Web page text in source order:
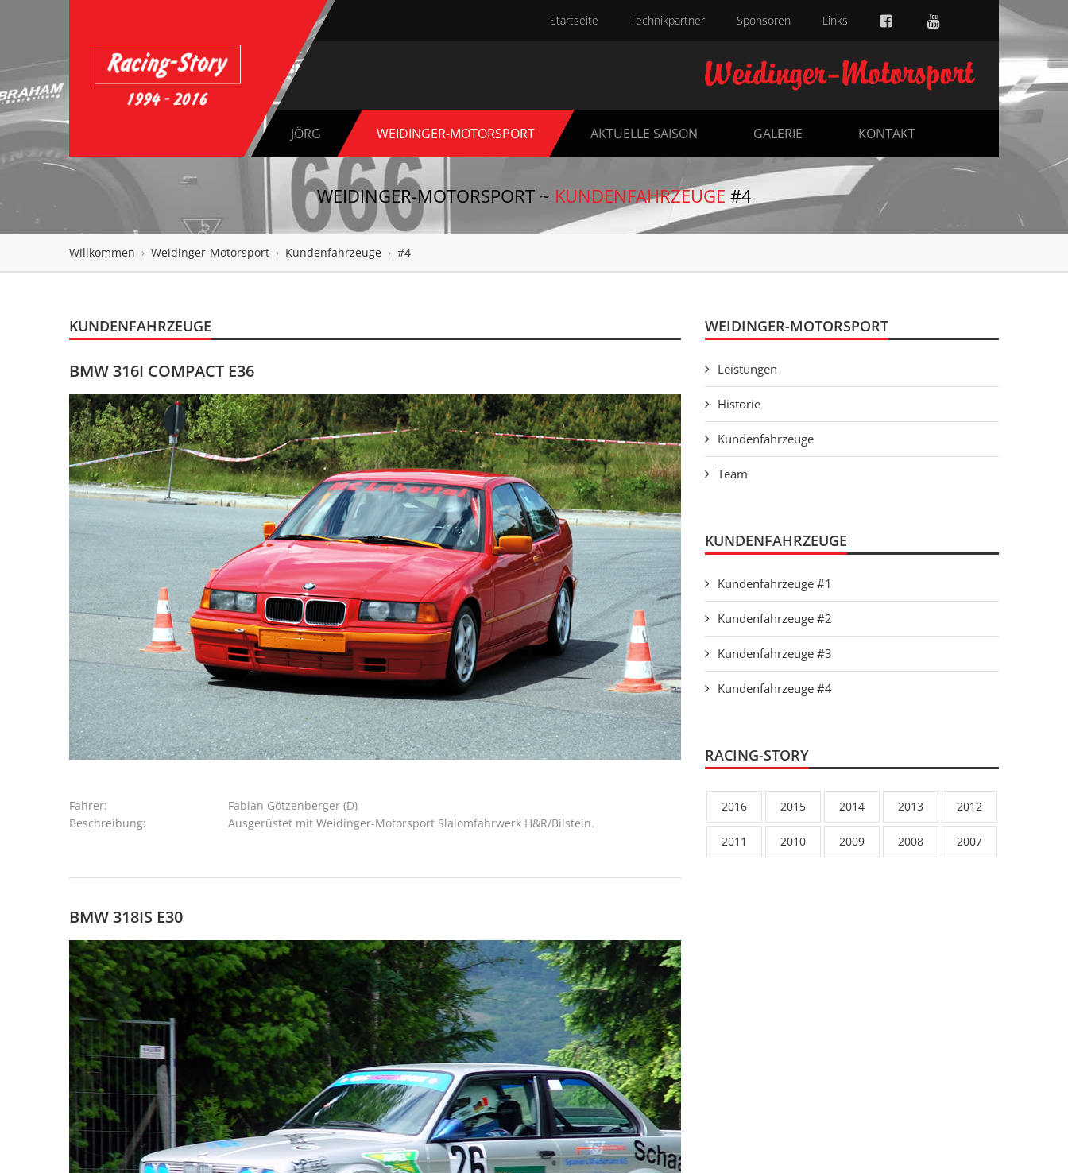
Startseite Technikpartner Sponsoren Links
JÖRG WEIDINGER-MOTORSPORT AKTUELLE SAISON GALERIE KONTAKT
WEIDINGER-MOTORSPORT ~ KUNDENFAHRZEUGE #4
Willkommen › Weidinger-Motorsport › Kundenfahrzeuge › #4
KUNDENFAHRZEUGE
BMW 316I COMPACT E36
Fahrer:
Fabian Götzenberger (D)
Beschreibung:
Ausgerüstet mit Weidinger-Motorsport Slalomfahrwerk H&R/Bilstein.
BMW 318IS E30
WEIDINGER-MOTORSPORT
Leistungen
Historie
Kundenfahrzeuge
Team
KUNDENFAHRZEUGE
Kundenfahrzeuge #1
Kundenfahrzeuge #2
Kundenfahrzeuge #3
Kundenfahrzeuge #4
RACING-STORY
2016 2015 2014 2013 2012
2011 2010 2009 2008 2007